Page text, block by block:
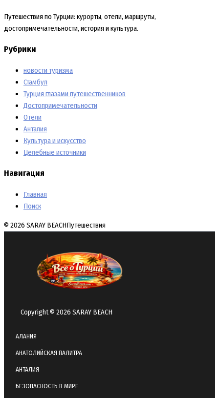
Путешествия по Турции: курорты, отели, маршруты,
достопримечательности, история и культура.
Рубрики
новости туризма
Стамбул
Турция глазами путешественников
Достопримечательности
Отели
Анталия
Культура и искусство
Целебные источники
Навигация
Главная
Поиск
© 2026 SARAY BEACHПутешествия
Copyright © 2026 SARAY BEACH
АЛАНИЯ
АНАТОЛИЙСКАЯ ПАЛИТРА
АНТАЛИЯ
БЕЗОПАСНОСТЬ В МИРЕ